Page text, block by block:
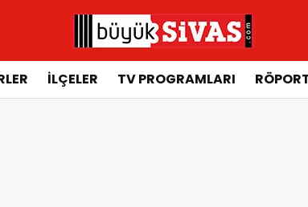
İLÇELER TV PROGRAMLARI